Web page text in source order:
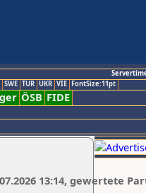
SWE TUR UKR VIE FontSize:11pt
ÖSB FIDE
13:14, gewertete